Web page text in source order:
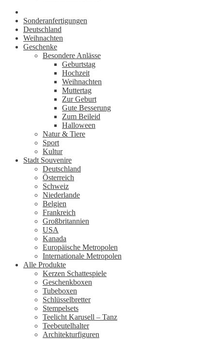
Sonderanfertigungen
Deutschland
Weihnachten
Geschenke
Besondere Anlässe
Geburtstag
Hochzeit
Weihnachten
Muttertag
Zur Geburt
Gute Besserung
Zum Beileid
Halloween
Natur & Tiere
Sport
Kultur
Stadt Souvenire
Deutschland
Österreich
Schweiz
Niederlande
Belgien
Frankreich
Großbritannien
USA
Kanada
Europäische Metropolen
Internationale Metropolen
Alle Produkte
Kerzen Schattespiele
Geschenkboxen
Tubeboxen
Schlüsselbretter
Stempelsets
Teelicht Karusell – Tanz
Teebeutelhalter
Architekturfiguren